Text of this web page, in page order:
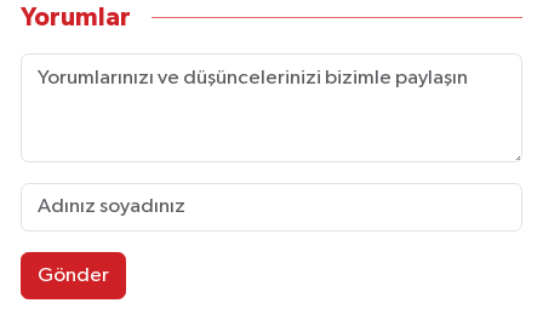
Yorumlar
Gönder